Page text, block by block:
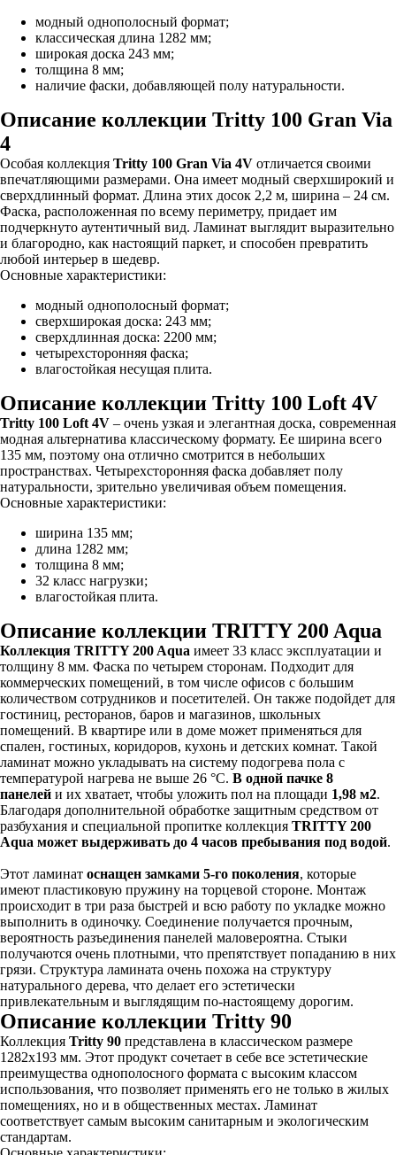
модный однополосный формат;
классическая длина 1282 мм;
широкая доска 243 мм;
толщина 8 мм;
наличие фаски, добавляющей полу натуральности.
Описание коллекции Tritty 100 Gran Via
4
Особая коллекция Tritty 100 Gran Via 4V отличается своими
впечатляющими размерами. Она имеет модный сверхширокий и
сверхдлинный формат. Длина этих досок 2,2 м, ширина – 24 см.
Фаска, расположенная по всему периметру, придает им
подчеркнуто аутентичный вид. Ламинат выглядит выразительно
и благородно, как настоящий паркет, и способен превратить
любой интерьер в шедевр.
Основные характеристики:
модный однополосный формат;
сверхширокая доска: 243 мм;
сверхдлинная доска: 2200 мм;
четырехсторонняя фаска;
влагостойкая несущая плита.
Описание коллекции Tritty 100 Loft 4V
Tritty 100 Loft 4V – очень узкая и элегантная доска, современная
модная альтернатива классическому формату. Ее ширина всего
135 мм, поэтому она отлично смотрится в небольших
пространствах. Четырехсторонняя фаска добавляет полу
натуральности, зрительно увеличивая объем помещения.
Основные характеристики:
ширина 135 мм;
длина 1282 мм;
толщина 8 мм;
32 класс нагрузки;
влагостойкая плита.
Описание коллекции TRITTY 200 Aqua
Коллекция TRITTY 200 Aqua имеет 33 класс эксплуатации и
толщину 8 мм. Фаска по четырем сторонам. Подходит для
коммерческих помещений, в том числе офисов с большим
количеством сотрудников и посетителей. Он также подойдет для
гостиниц, ресторанов, баров и магазинов, школьных
помещений. В квартире или в доме может применяться для
спален, гостиных, коридоров, кухонь и детских комнат. Такой
ламинат можно укладывать на систему подогрева пола с
температурой нагрева не выше 26 °С. В одной пачке 8
панелей и их хватает, чтобы уложить пол на площади 1,98 м2.
Благодаря дополнительной обработке защитным средством от
разбухания и специальной пропитке коллекция TRITTY 200
Aqua может выдерживать до 4 часов пребывания под водой.
Этот ламинат оснащен замками 5-го поколения, которые
имеют пластиковую пружину на торцевой стороне. Монтаж
происходит в три раза быстрей и всю работу по укладке можно
выполнить в одиночку. Соединение получается прочным,
вероятность разъединения панелей маловероятна. Стыки
получаются очень плотными, что препятствует попаданию в них
грязи. Структура ламината очень похожа на структуру
натурального дерева, что делает его эстетически
привлекательным и выглядящим по-настоящему дорогим.
Описание коллекции Tritty 90
Коллекция Tritty 90 представлена в классическом размере
1282х193 мм. Этот продукт сочетает в себе все эстетические
преимущества однополосного формата с высоким классом
использования, что позволяет применять его не только в жилых
помещениях, но и в общественных местах. Ламинат
соответствует самым высоким санитарным и экологическим
стандартам.